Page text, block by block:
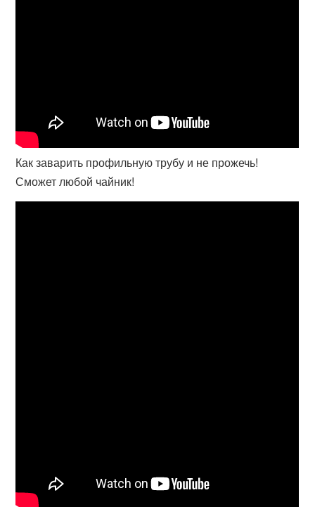
Как заварить профильную трубу и не прожечь!
Сможет любой чайник!